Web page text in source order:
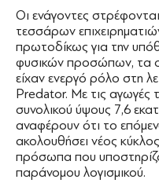
Οι ενάγοντες
τεσσάρων
πρωτοδίκως για την
φυσικών προσώπων, τα
είχαν ενεργό ρόλο στη
Predator. Με τις αγωγές
συνολικού ύψους 7,6
αναφέρουν ότι το
ακολουθήσει νέος
πρόσωπα που
παράνομου λογισμικού.